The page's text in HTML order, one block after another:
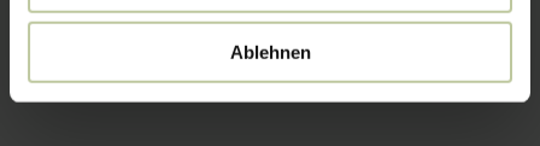
Ablehnen